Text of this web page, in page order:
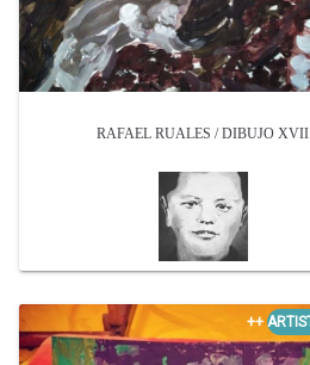
RAFAEL RUALES / DIBUJO XVII